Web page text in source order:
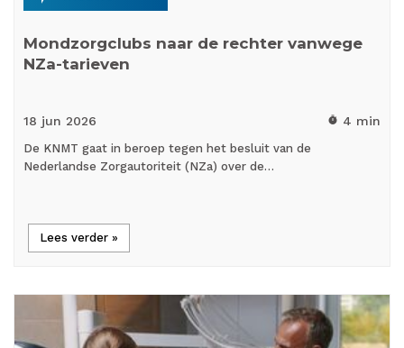
Mondzorgclubs naar de rechter vanwege
NZa-tarieven
18 jun 2026 timer 4 min
De KNMT gaat in beroep tegen het besluit van de
Nederlandse Zorgautoriteit (NZa) over de…
Lees verder »